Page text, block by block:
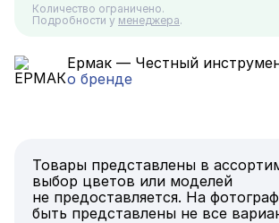
Количество ограничено.
Подробности у менеджера.
Ермак — Честный
о бренде
Товары представлены в
выбор цветов или моделей
не предоставляется. На
быть представлены не все